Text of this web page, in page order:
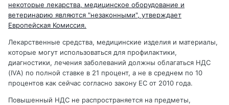
некоторые лекарства, медицинское оборудование и
ветеринарию являются "незаконными", утверждает
Европейская Комиссия.
Лекарственные средства, медицинские изделия и материалы,
которые могут использоваться для профилактики,
диагностики, лечения заболеваний должны облагаться НДС
(IVA) по полной ставке в 21 процент, а не в среднем по 10
процентов как сейчас согласно закону ЕС от 2010 года.
Повышенный НДС не распространяется на предметы,